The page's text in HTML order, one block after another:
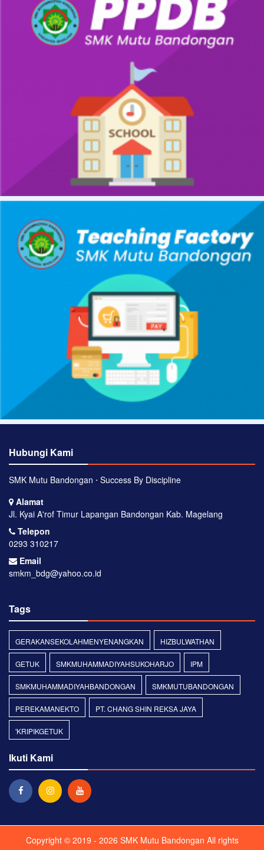
Hubungi Kami
SMK Mutu Bandongan ⋅ Success By Discipline
Alamat
Jl. Kyai A'rof Timur Lapangan Bandongan Kab. Magelang
Telepon
0293 310217
Email
smkm_bdg@yahoo.co.id
Tags
GERAKANSEKOLAHMENYENANGKAN HIZBULWATHAN
GETUK SMKMUHAMMADIYAHSUKOHARJO IPM
SMKMUHAMMADIYAHBANDONGAN SMKMUTUBANDONGAN
PEREKAMANEKTO PT. CHANG SHIN REKSA JAYA
'KRIPIKGETUK
Ikuti Kami
Copyright © 2019 - 2026 SMK Mutu Bandongan All rights